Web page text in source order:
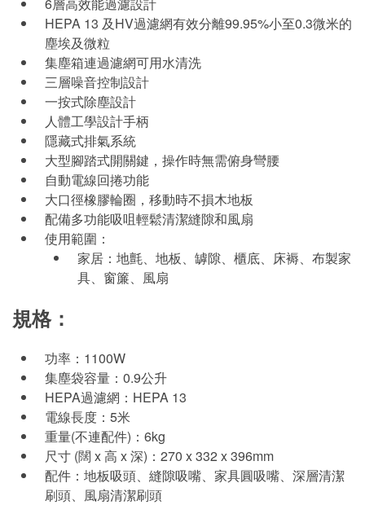
HEPA 13 及HV過濾網有效分離99.95%小至0.3微米的
塵埃及微粒
集塵箱連過濾網可用水清洗
三層噪音控制設計
一按式除塵設計
人體工學設計手柄
隱藏式排氣系統
大型腳踏式開關鍵，操作時無需俯身彎腰
自動電線回捲功能
大口徑橡膠輪圈，移動時不損木地板
配備多功能吸咀輕鬆清潔縫隙和風扇
使用範圍：
家居：地氈、地板、罅隙、櫃底、床褥、布製家
具、窗簾、風扇
規格：
功率：1100W
集塵袋容量：0.9公升
HEPA過濾網：HEPA 13
電線長度：5米
重量(不連配件)：6kg
尺寸 (闊 x 高 x 深)：270 x 332 x 396mm
配件：地板吸頭、縫隙吸嘴、家具圓吸嘴、深層清潔
刷頭、風扇清潔刷頭